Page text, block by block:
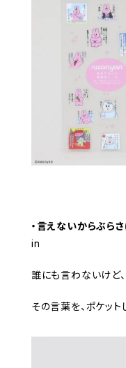
・言えないからぶら
in
誰にも言わないけど
その言葉を、ポケット